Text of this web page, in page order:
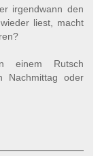
irgendwann den
liest, macht
einem Rutsch
Nachmittag oder